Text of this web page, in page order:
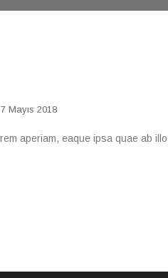
7 Mayıs 2018
aperiam, eaque ipsa quae ab